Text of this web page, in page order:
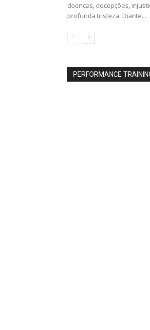
doenças, decepções,
profunda tristeza. Diante...
PERFORMANCE